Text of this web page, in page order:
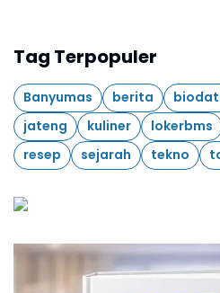
Tag Terpopuler
Banyumas berita
jateng
kuliner lokerbms
resep
sejarah tekno